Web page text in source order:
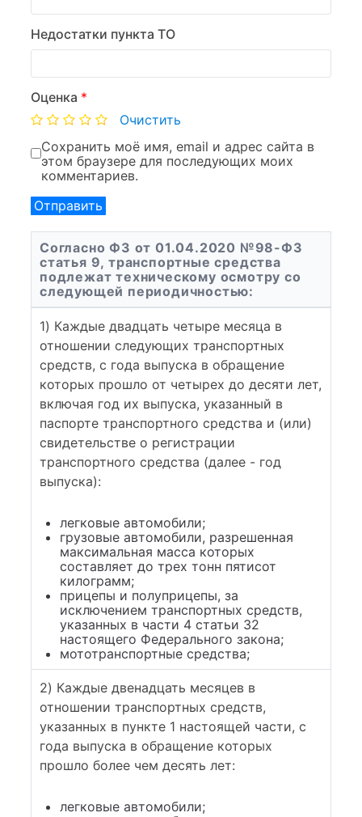
Недостатки пункта ТО
Оценка *
Очистить
Сохранить моё имя, email и адрес сайта в
этом браузере для последующих моих
комментариев.
Согласно ФЗ от 01.04.2020 №98-ФЗ
статья 9, транспортные средства
подлежат техническому осмотру со
следующей периодичностью:
1) Каждые двадцать четыре месяца в
отношении следующих транспортных
средств, с года выпуска в обращение
которых прошло от четырех до десяти лет,
включая год их выпуска, указанный в
паспорте транспортного средства и (или)
свидетельстве о регистрации
транспортного средства (далее - год
выпуска):
легковые автомобили;
грузовые автомобили, разрешенная
максимальная масса которых
составляет до трех тонн пятисот
килограмм;
прицепы и полуприцепы, за
исключением транспортных средств,
указанных в части 4 статьи 32
настоящего Федерального закона;
мототранспортные средства;
2) Каждые двенадцать месяцев в
отношении транспортных средств,
указанных в пункте 1 настоящей части, с
года выпуска в обращение которых
прошло более чем десять лет:
легковые автомобили;